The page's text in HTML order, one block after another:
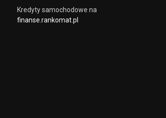
Kredyty samochodowe na
finanse.rankomat.pl